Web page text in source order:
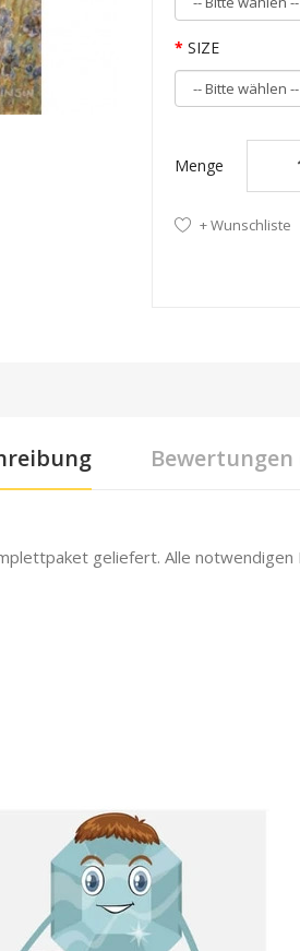
SIZE
Menge
+ Wunschliste
Bewertungen
geliefert. Alle